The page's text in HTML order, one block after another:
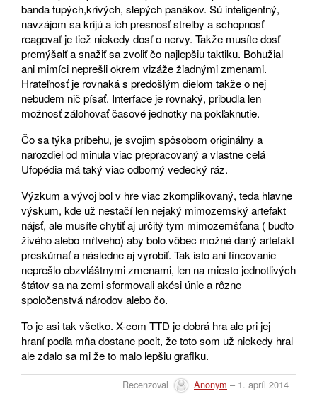
banda tupých,krivých, slepých panákov. Sú inteligentný,
navzájom sa krijú a ich presnosť strelby a schopnosť
reagovať je tiež niekedy dosť o nervy. Takže musíte dosť
premýšalť a snažiť sa zvoliť čo najlepšiu taktiku. Bohužial
ani mimíci neprešli okrem vizáže žiadnými zmenami.
Hrateľnosť je rovnaká s predošlým dielom takže o nej
nebudem nič písať. Interface je rovnaký, pribudla len
možnosť zálohovať časové jednotky na pokľaknutie.
Čo sa týka príbehu, je svojim spôsobom originálny a
narozdiel od minula viac prepracovaný a vlastne celá
Ufopédia má taký viac odborný vedecký ráz.
Výzkum a vývoj bol v hre viac zkomplikovaný, teda hlavne
výskum, kde už nestačí len nejaký mimozemský artefakt
nájsť, ale musíte chytiť aj určitý tym mimozemšťana ( buďto
živého alebo mŕtveho) aby bolo vôbec možné daný artefakt
preskúmať a následne aj vyrobiť. Tak isto ani fincovanie
neprešlo obzvláštnymi zmenami, len na miesto jednotlivých
štátov sa na zemi sformovali akési únie a rôzne
spoločenstvá národov alebo čo.
To je asi tak všetko. X-com TTD je dobrá hra ale pri jej
hraní podľa mňa dostane pocit, že toto som už niekedy hral
ale zdalo sa mi že to malo lepšiu grafiku.
Recenzoval Anonym – 1. apríl 2014